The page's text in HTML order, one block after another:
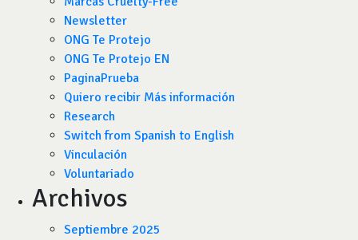
Newsletter
ONG Te Protejo
ONG Te Protejo EN
PaginaPrueba
Quiero recibir Más información
Research
Switch from Spanish to English
Vinculación
Voluntariado
Archivos
Septiembre 2025